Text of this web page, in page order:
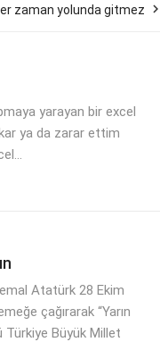
zaman yolunda gitmez 
yarayan bir excel
ya da zarar ettim
Atatürk 28 Ekim
çağırarak “Yarın
Türkiye Büyük Millet